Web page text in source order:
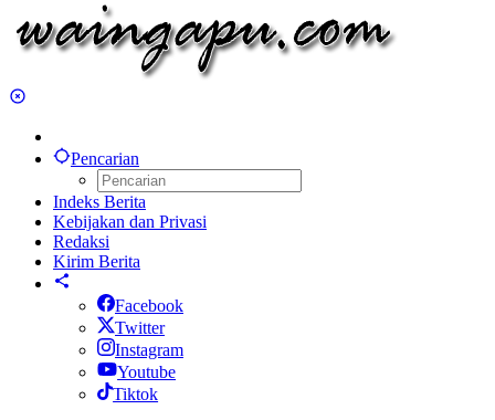
Pencarian
Indeks Berita
Kebijakan dan Privasi
Redaksi
Kirim Berita
Facebook
Twitter
Instagram
Youtube
Tiktok